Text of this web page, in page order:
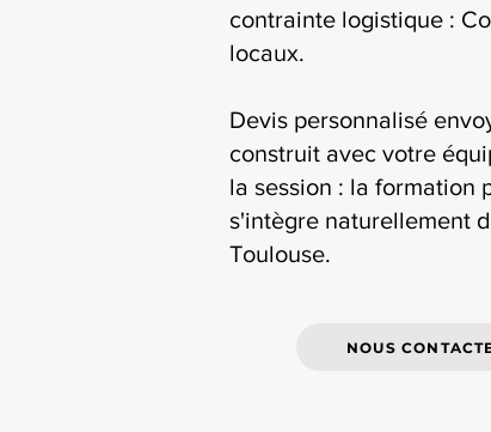
contrainte logistique :
locaux.
Devis personnalisé
construit avec votre
la session : la formation
s'intègre naturellement
Toulouse.
NOUS